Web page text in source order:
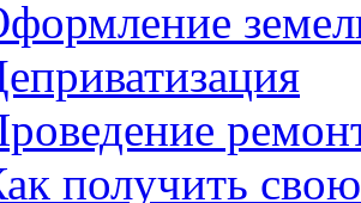
получить